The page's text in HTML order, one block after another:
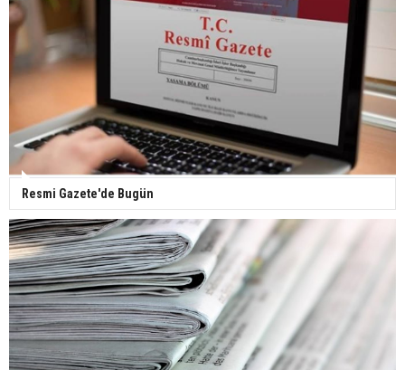
Yerli turist 229,7 milyar lira seyahat harcaması
yaptı
Gazze'deki Sağlık Bakanlığı duyurdu: Vahşetin
pençesinde 2 salgın vaka tespit edildi
Resmi Gazete'de Bugün